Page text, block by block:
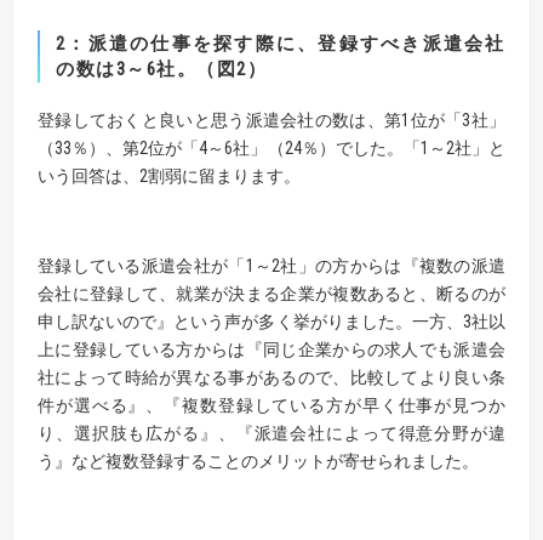
2：派遣の仕事を探す際に、登録すべき派遣会社
の数は3～6社。（図2）
登録しておくと良いと思う派遣会社の数は、第1位が「3社」
（33％）、第2位が「4～6社」（24％）でした。「1～2社」と
いう回答は、2割弱に留まります。
登録している派遣会社が「1～2社」の方からは『複数の派遣
会社に登録して、就業が決まる企業が複数あると、断るのが
申し訳ないので』という声が多く挙がりました。一方、3社以
上に登録している方からは『同じ企業からの求人でも派遣会
社によって時給が異なる事があるので、比較してより良い条
件が選べる』、『複数登録している方が早く仕事が見つか
り、選択肢も広がる』、『派遣会社によって得意分野が違
う』など複数登録することのメリットが寄せられました。